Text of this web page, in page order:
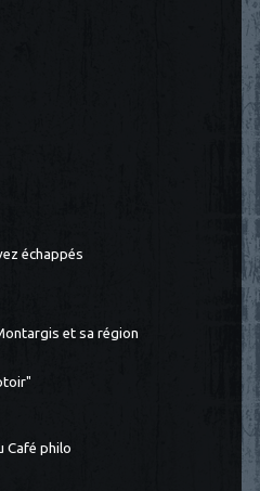
échappés
et sa région
Café philo